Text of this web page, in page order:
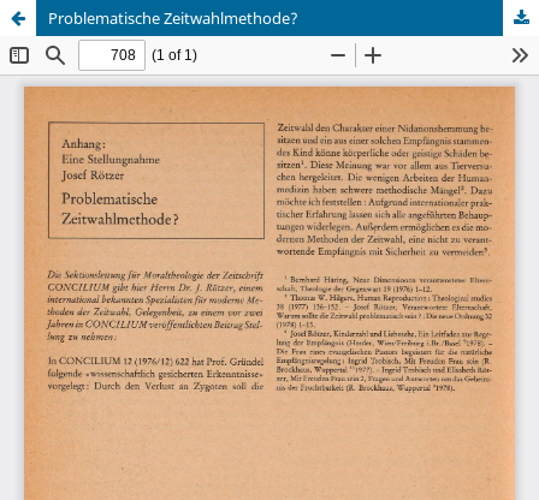
Problematische Zeitwahlmethode?